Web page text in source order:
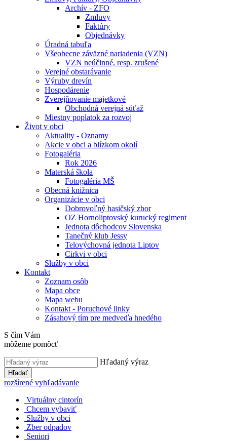
Archív - ZFO
Zmluvy
Faktúry
Objednávky
Úradná tabuľa
Všeobecne záväzné nariadenia (VZN)
VZN neúčinné, resp. zrušené
Verejné obstarávanie
Výruby drevín
Hospodárenie
Zverejňovanie majetkové
Obchodná verejná súťaž
Miestny poplatok za rozvoj
Život v obci
Aktuality - Oznamy
Akcie v obci a blízkom okolí
Fotogaléria
Rok 2026
Materská škola
Fotogaléria MŠ
Obecná knižnica
Organizácie v obci
Dobrovoľný hasičský zbor
OZ Hornoliptovský kurucký regiment
Jednota dôchodcov Slovenska
Tanečný klub Jessy
Telovýchovná jednota Liptov
Cirkvi v obci
Služby v obci
Kontakt
Zoznam osôb
Mapa obce
Mapa webu
Kontakt - Poruchové linky
Zásahový tím pre medveďa hnedého
S čím Vám
môžeme pomôcť
Hľadaný výraz
Hľadať
rozšírené vyhľadávanie
Virtuálny cintorín
Chcem vybaviť
Služby v obci
Zber odpadov
Seniori